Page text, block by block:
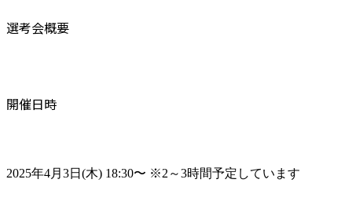
選考会概要
開催日時
2025年4月3日(木) 18:30〜 ※2～3時間予定しています